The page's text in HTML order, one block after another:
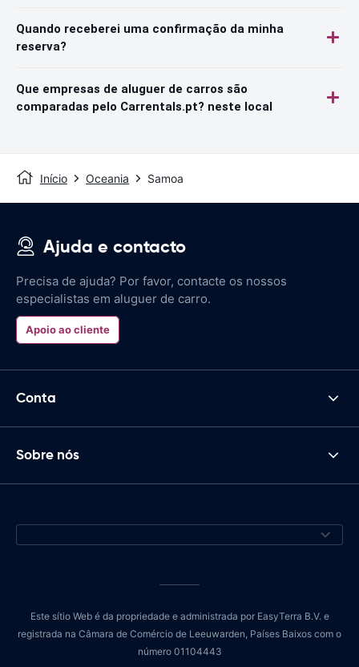
Quando receberei uma confirmação da minha
reserva?
Que empresas de aluguer de carros são
comparadas pelo Carrentals.pt? neste local
Início Oceania Samoa
Ajuda e contacto
Precisa de ajuda? Por favor, contacte os nossos
especialistas em aluguer de carro.
Apoio ao cliente
Conta
Sobre nós
Este sítio Web é da propriedade e administrada por EasyTerra B.V. e
registrada na Câmara de Comércio de Leeuwarden, Países Baixos com o
número 01104443